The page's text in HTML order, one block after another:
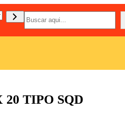
B
u
s
c
TIPO SQD